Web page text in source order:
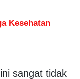
Kesehatan
sangat tidak